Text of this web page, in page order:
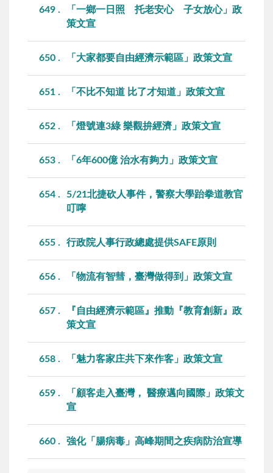
649
「一鄉一日照 托老安心 子女放心」政
策文宣
650 「大家都要自由經濟示範區」政策文宣
651 「不比不知道 比了才知道」政策文宣
652 「燈號連3綠 樂觀拚經濟」政策文宣
653 「6年600億 治水有夠力」政策文宣
654
5/21北捷砍人事件，警察大學跆拳道教官
叮嚀
655 行政院人事行政總處提供SAFE原則
656 「物流有智彗，臺灣做得到」政策文宣
657
『自由經濟示範區』推動『教育創新』政
策文宣
658 「魅力客家庄共下來作客」政策文宣
659
「顧客走入臺灣， 醫療邁向國際」政策文
宣
660 強化「腸病毒」高峰期間之疾病防治宣導